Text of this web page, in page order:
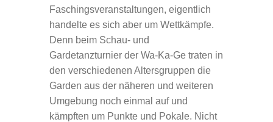
Faschingsveranstaltungen, eigentlich
handelte es sich aber um Wettkämpfe.
Denn beim Schau- und
Gardetanzturnier der Wa-Ka-Ge traten in
den verschiedenen Altersgruppen die
Garden aus der näheren und weiteren
Umgebung noch einmal auf und
kämpften um Punkte und Pokale. Nicht